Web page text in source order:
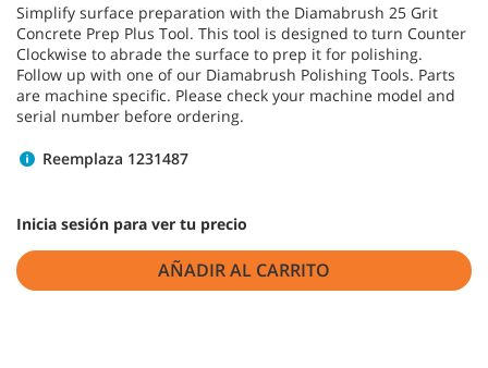
Simplify surface preparation with the Diamabrush 25 Grit
Concrete Prep Plus Tool. This tool is designed to turn Counter
Clockwise to abrade the surface to prep it for polishing.
Follow up with one of our Diamabrush Polishing Tools. Parts
are machine specific. Please check your machine model and
serial number before ordering.
Reemplaza 1231487
Inicia sesión para ver tu precio
AÑADIR AL CARRITO